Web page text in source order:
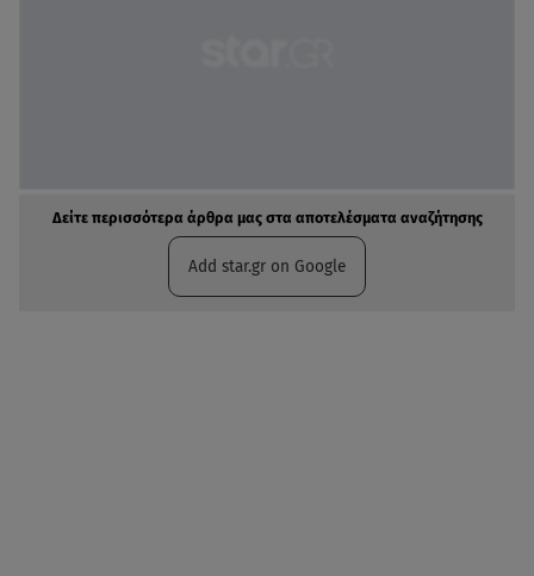
Δείτε περισσότερα άρθρα μας στα αποτελέσματα αναζήτησης
Add star.gr on Google